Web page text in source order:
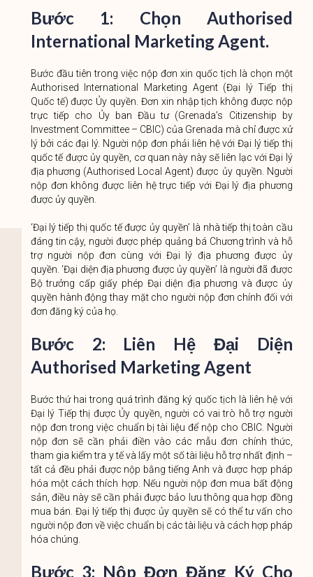
Bước 1: Chọn Authorised
International Marketing Agent.
Bước đầu tiên trong việc nộp đơn xin quốc tịch là chọn một
Authorised International Marketing Agent (Đại lý Tiếp thị
Quốc tế) được Ủy quyền. Đơn xin nhập tịch không được nộp
trực tiếp cho Ủy ban Đầu tư (Grenada’s Citizenship by
Investment Committee – CBIC) của Grenada mà chỉ được xử
lý bởi các đại lý. Người nộp đơn phải liên hệ với Đại lý tiếp thị
quốc tế được ủy quyền, cơ quan này này sẽ liên lạc với Đại lý
địa phương (Authorised Local Agent) được ủy quyền. Người
nộp đơn không được liên hệ trực tiếp với Đại lý địa phương
được ủy quyền.
‘Đại lý tiếp thị quốc tế được ủy quyền’ là nhà tiếp thị toàn cầu
đáng tin cậy, người được phép quảng bá Chương trình và hỗ
trợ người nộp đơn cùng với Đại lý địa phương được ủy
quyền. ‘Đại diện địa phương được ủy quyền’ là người đã được
Bộ trưởng cấp giấy phép Đại diện địa phương và được ủy
quyền hành động thay mặt cho người nộp đơn chính đối với
đơn đăng ký của họ.
Bước 2: Liên Hệ Đại Diện
Authorised Marketing Agent
Bước thứ hai trong quá trình đăng ký quốc tịch là liên hệ với
Đại lý Tiếp thị được Ủy quyền, người có vai trò hỗ trợ người
nộp đơn trong việc chuẩn bị tài liệu để nộp cho CBIC. Người
nộp đơn sẽ cần phải điền vào các mẫu đơn chính thức,
tham gia kiểm tra y tế và lấy một số tài liệu hỗ trợ nhất định –
tất cả đều phải được nộp bằng tiếng Anh và được hợp pháp
hóa một cách thích hợp. Nếu người nộp đơn mua bất động
sản, điều này sẽ cần phải được bảo lưu thông qua hợp đồng
mua bán. Đại lý tiếp thị được ủy quyền sẽ có thể tư vấn cho
người nộp đơn về việc chuẩn bị các tài liệu và cách hợp pháp
hóa chúng.
Bước 3: Nộp Đơn Đăng Ký Cho